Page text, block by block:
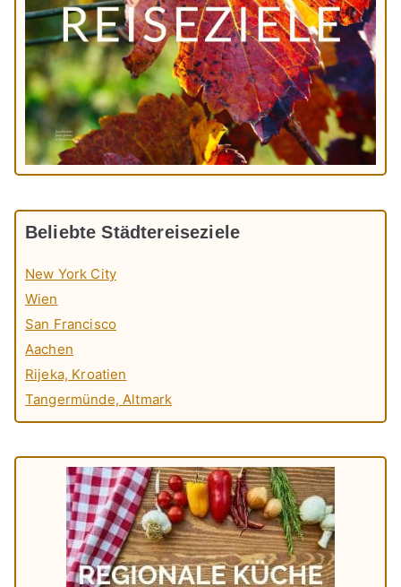
Beliebte Städtereiseziele
New York City
Wien
San Francisco
Aachen
Rijeka, Kroatien
Tangermünde, Altmark